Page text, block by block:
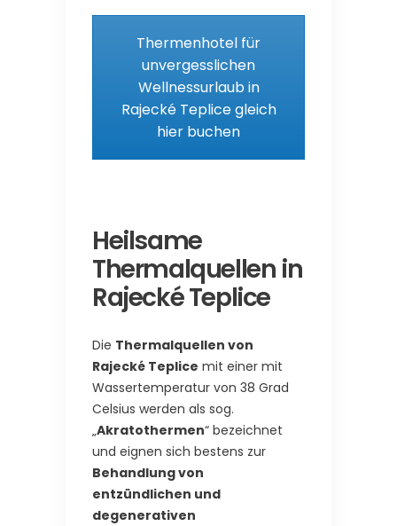
Thermenhotel für
unvergesslichen
Wellnessurlaub in
Rajecké Teplice gleich
hier buchen
Heilsame
Thermalquellen in
Rajecké Teplice
Die Thermalquellen von
Rajecké Teplice mit einer mit
Wassertemperatur von 38 Grad
Celsius werden als sog.
„Akratothermen“ bezeichnet
und eignen sich bestens zur
Behandlung von
entzündlichen und
degenerativen